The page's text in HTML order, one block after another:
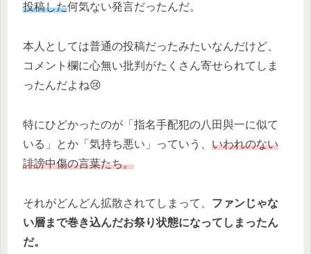
投稿した何気ない発言だったんだ。
本人としては普通の投稿だったみたいなんだけど、
コメント欄に心無い批判がたくさん寄せられてしま
ったんだよね😢
特にひどかったのが「指名手配犯の八田與一に似て
いる」とか「気持ち悪い」っていう、 いわれのない
誹謗中傷の言葉たち。
それがどんどん拡散されてしまって、 ファンじゃな
い層まで巻き込んだお祭り状態になってしまったん
だ。